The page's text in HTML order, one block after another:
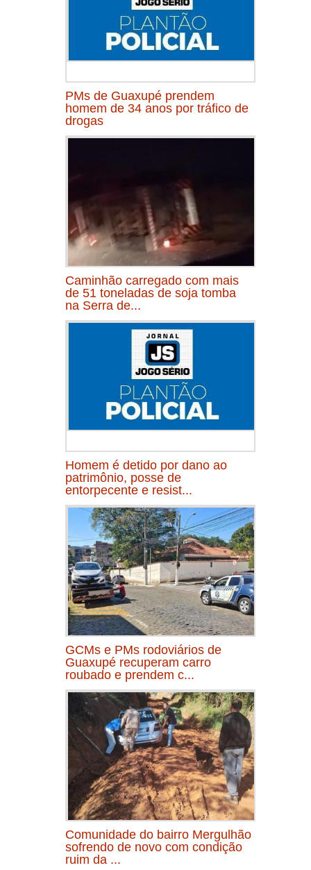
PMs de Guaxupé prendem
homem de 34 anos por tráfico de
drogas
Caminhão carregado com mais
de 51 toneladas de soja tomba
na Serra de...
Homem é detido por dano ao
patrimônio, posse de
entorpecente e resist...
GCMs e PMs rodoviários de
Guaxupé recuperam carro
roubado e prendem c...
Comunidade do bairro Mergulhão
sofrendo de novo com condição
ruim da ...